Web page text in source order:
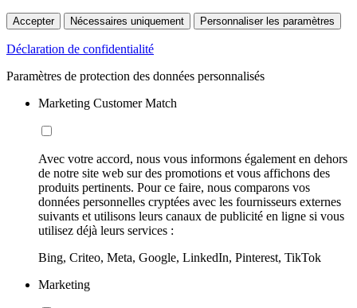
Accepter Nécessaires uniquement Personnaliser les paramètres
Déclaration de confidentialité
Paramètres de protection des données personnalisés
Marketing Customer Match
Avec votre accord, nous vous informons également en dehors
de notre site web sur des promotions et vous affichons des
produits pertinents. Pour ce faire, nous comparons vos
données personnelles cryptées avec les fournisseurs externes
suivants et utilisons leurs canaux de publicité en ligne si vous
utilisez déjà leurs services :
Bing, Criteo, Meta, Google, LinkedIn, Pinterest, TikTok
Marketing